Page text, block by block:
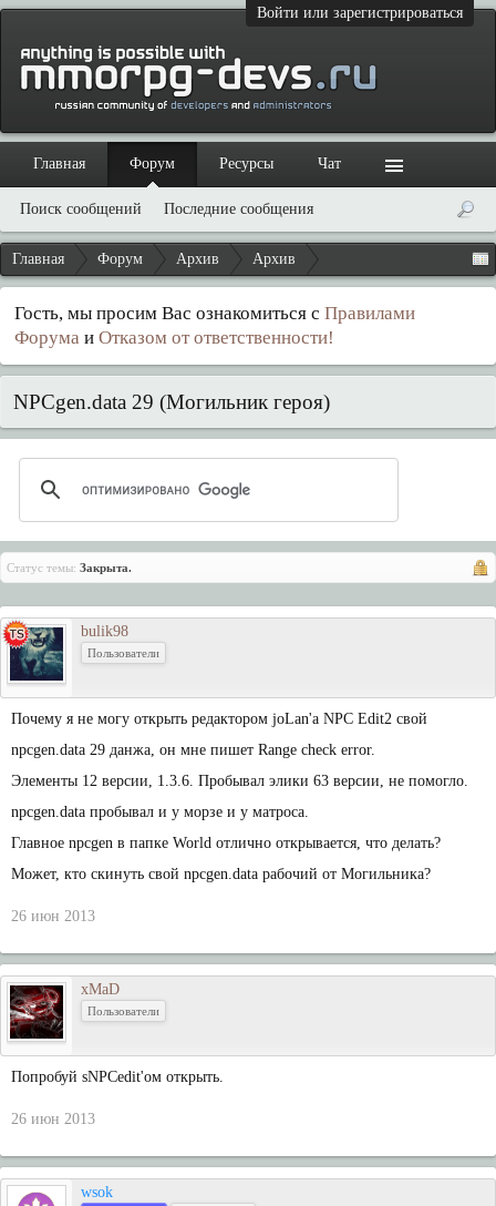
Войти или зарегистрироваться
Главная Форум Архив Архив
Гость, мы просим Вас ознакомиться с Правилами
Форума и Отказом от ответственности!
NPCgen.data 29 (Могильник героя)
Статус темы: Закрыта.
bulik98
Пользователи
Почему я не могу открыть редактором joLan'a NPC Edit2 свой
npcgen.data 29 данжа, он мне пишет Range check error.
Элементы 12 версии, 1.3.6. Пробывал элики 63 версии, не помогло.
npcgen.data пробывал и у морзе и у матроса.
Главное npcgen в папке World отлично открывается, что делать?
Может, кто скинуть свой npcgen.data рабочий от Могильника?
26 июн 2013
xMaD
Пользователи
Попробуй sNPCedit'ом открыть.
26 июн 2013
wsok
Главная Форум
Поиск сообщений Последние сообщения
Ресурсы Чат